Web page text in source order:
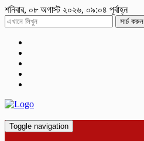
শনিবার, ০৮ অগাস্ট ২০২৬, ০৯:০৪ পূর্বাহ্ন
সার্চ করুন
Toggle navigation